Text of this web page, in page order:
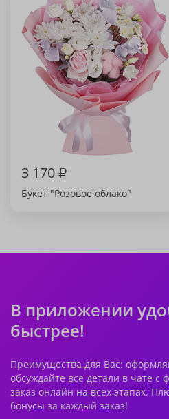
3 170₽
Букет "Розовое облако"
В приложении
быстрее!
Преимущества для Вас:
обсуждайте все детали в чате с
заказ онлайн на всех этапах.
бонусы за каждый заказ!